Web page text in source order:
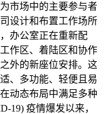
市场中的主要参与者
设计和布置工作场所
办公室正在重新配
作区、着陆区和协作
外的新座位安排。这
、多功能、轻便且易
动态布局中满足多种
19) 疫情爆发以来，